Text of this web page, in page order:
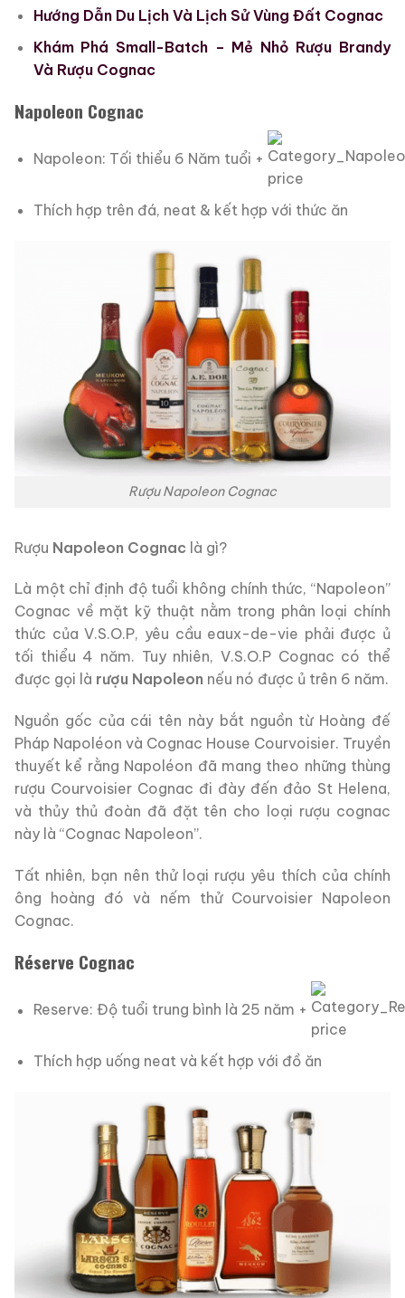
Hướng Dẫn Du Lịch Và Lịch Sử Vùng Đất Cognac
Khám Phá Small-Batch – Mẻ Nhỏ Rượu Brandy
Và Rượu Cognac
Napoleon Cognac
Napoleon: Tối thiểu 6 Năm tuổi +
Thích hợp trên đá, neat & kết hợp với thức ăn
Rượu Napoleon Cognac
Rượu Napoleon Cognac là gì?
Là một chỉ định độ tuổi không chính thức, “Napoleon”
Cognac về mặt kỹ thuật nằm trong phân loại chính
thức của V.S.O.P, yêu cầu eaux-de-vie phải được ủ
tối thiểu 4 năm. Tuy nhiên, V.S.O.P Cognac có thể
được gọi là rượu Napoleon nếu nó được ủ trên 6 năm.
Nguồn gốc của cái tên này bắt nguồn từ Hoàng đế
Pháp Napoléon và Cognac House Courvoisier. Truyền
thuyết kể rằng Napoléon đã mang theo những thùng
rượu Courvoisier Cognac đi đày đến đảo St Helena,
và thủy thủ đoàn đã đặt tên cho loại rượu cognac
này là “Cognac Napoleon”.
Tất nhiên, bạn nên thử loại rượu yêu thích của chính
ông hoàng đó và nếm thử Courvoisier Napoleon
Cognac.
Réserve Cognac
Reserve: Độ tuổi trung bình là 25 năm +
Thích hợp uống neat và kết hợp với đồ ăn